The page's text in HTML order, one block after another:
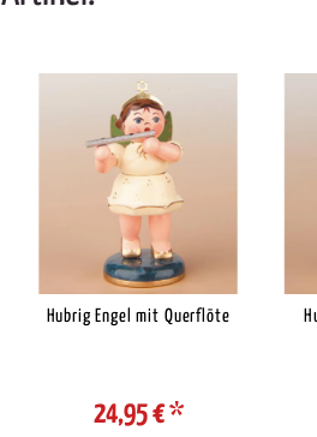
Hubrig Engel mit Querflöte
24,95 €*